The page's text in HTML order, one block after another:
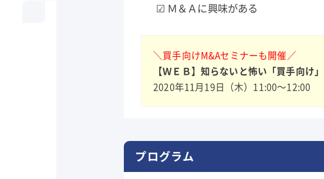
☑ Ｍ＆Ａに興味がある
＼買手向けM&Aセミナーも開催／
【ＷＥＢ】知らないと怖い「買手向け
2020年11月19日（木）11:00～12:00
プログラム